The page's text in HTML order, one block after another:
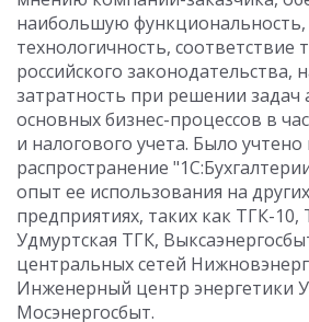
наибольшую функциональность,
технологичность, соответствие
российского
затратность при решении задач
основных бизнес-процессов в
и налогового учета. Было
распространение
опыт ее использования на
предприятиях, таких как ТГК-10,
Удмуртская ТГК,
центральных сетей
Инженерный центр энергетики
Мосэнергосбыт.